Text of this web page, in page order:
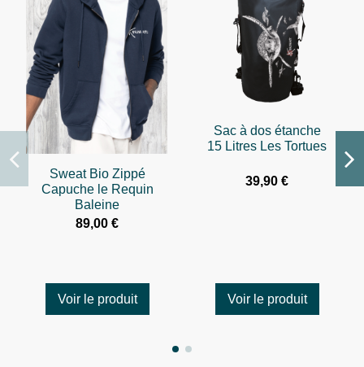
Sweat Bio Zippé
Capuche le Requin
Baleine
89,00 €
Voir le produit
Sac à dos étanche
15 Litres Les Tortues
39,90 €
Voir le produit